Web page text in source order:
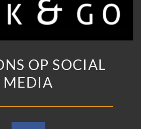
OP SOCIAL
MEDIA